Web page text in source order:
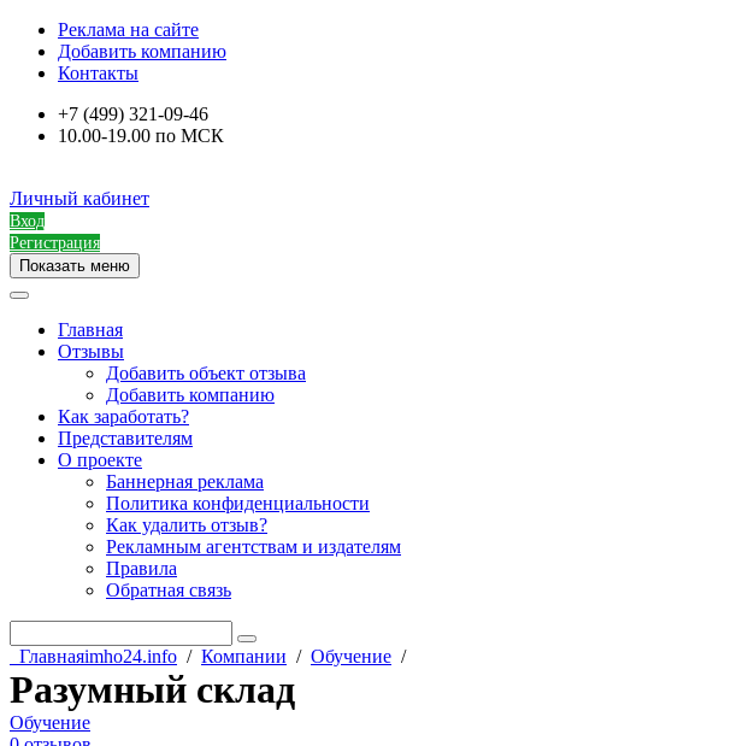
Реклама на сайте
Добавить компанию
Контакты
+7 (499) 321-09-46
10.00-19.00 по МСК
Личный кабинет
Вход
Регистрация
Показать меню
Главная
Отзывы
Добавить объект отзыва
Добавить компанию
Как заработать?
Представителям
О проекте
Баннерная реклама
Политика конфиденциальности
Как удалить отзыв?
Рекламным агентствам и издателям
Правила
Обратная связь
Главнаяimho24.info / Компании / Обучение /
Разумный склад
Обучение